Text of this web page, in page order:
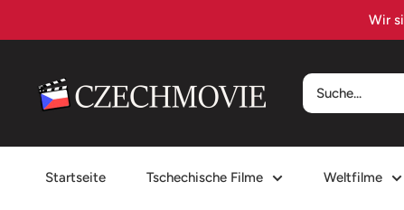
zum
czechmovie
Startseite Tschechische Filme Weltfilme